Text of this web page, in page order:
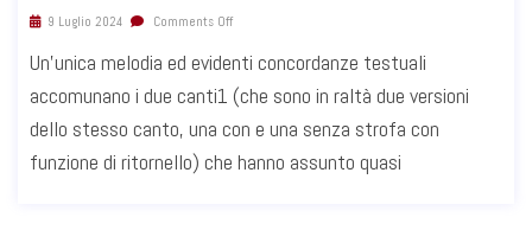
9 Luglio 2024 Comments Off
Un'unica melodia ed evidenti concordanze testuali
accomunano i due canti1 (che sono in raltà due versioni
dello stesso canto, una con e una senza strofa con
funzione di ritornello) che hanno assunto quasi